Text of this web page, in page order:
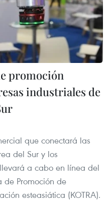
promoción
industriales de
que conectará las
del Sur y los
a cabo en línea del
Promoción de
esteasiática (KOTRA).